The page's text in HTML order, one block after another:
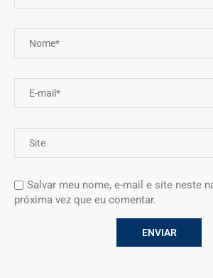
Salvar meu nome, e-mail e site neste
próxima vez que eu comentar.